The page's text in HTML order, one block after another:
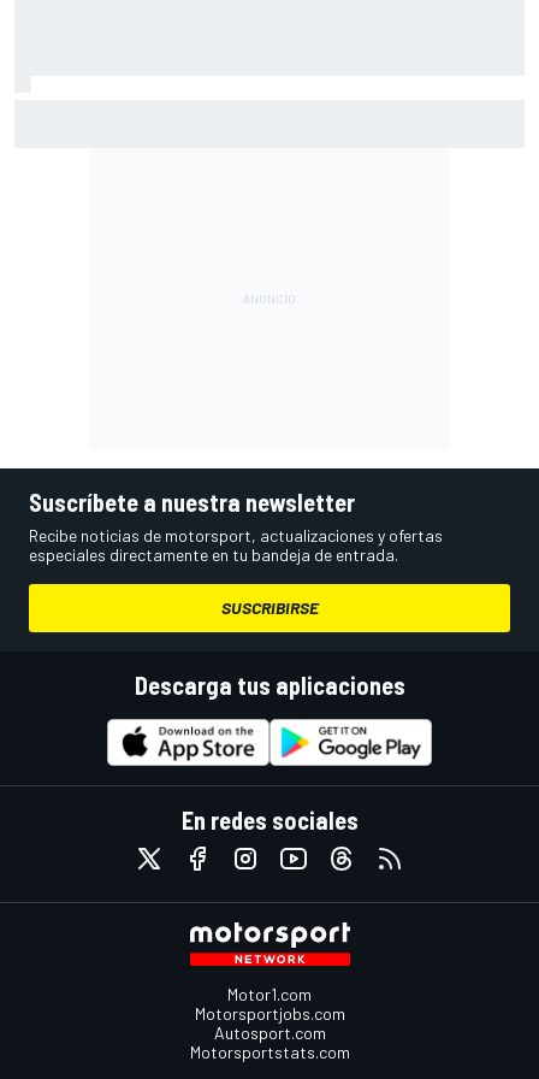
Suscríbete a nuestra newsletter
Recibe noticias de motorsport, actualizaciones y ofertas
especiales directamente en tu bandeja de entrada.
SUSCRIBIRSE
Descarga tus aplicaciones
En redes sociales
Motor1.com
Motorsportjobs.com
Autosport.com
Motorsportstats.com